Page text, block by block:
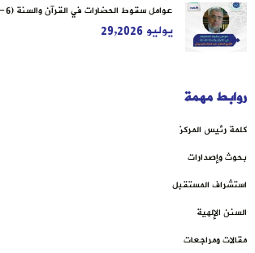
عوامل سقوط الحضارات في القرآن والسنة (6-6)
يوليو 29,2026
روابط مهمة
كلمة رئيس المركز
بحوث وإصدارات
استشراف المستقبل
السنن الإلهية
مقالات ومراجعات